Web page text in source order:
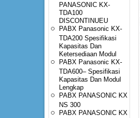
PANASONIC KX-
TDA100
DISCONTINUEU
PABX Panasonic KX-
TDA200 Spesifikasi
Kapasitas Dan
Ketersediaan Modul
PABX Panasonic KX-
TDA600– Spesifikasi
Kapasitas Dan Modul
Lengkap
PABX PANASONIC KX
NS 300
PABX PANASONIC KX